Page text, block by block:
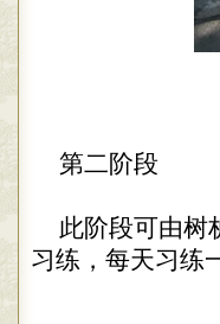
第二阶段
此阶段可由树
习练，每天习练